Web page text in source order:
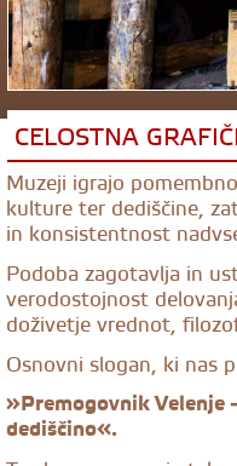
CELOSTNA
Muzeji igrajo
kulture ter dediščine,
in konsistentnost
Podoba zagotavlja in
verodostojnost
doživetje vrednot,
Osnovni slogan, ki nas
»Premogovnik Velenje
dediščino«.